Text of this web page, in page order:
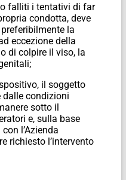
falliti i tentativi di far
condotta, deve
la
eccezione della
di colpire il viso, la
il soggetto
dalle condizioni
sotto il
e, sulla base
l’Azienda
richiesto l’intervento